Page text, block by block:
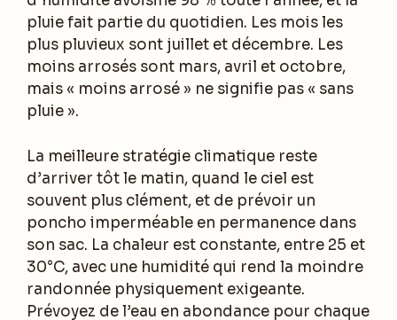
pluie fait partie du quotidien. Les mois les
plus pluvieux sont juillet et décembre. Les
moins arrosés sont mars, avril et octobre,
mais « moins arrosé » ne signifie pas « sans
pluie ».
La meilleure stratégie climatique reste
d’arriver tôt le matin, quand le ciel est
souvent plus clément, et de prévoir un
poncho imperméable en permanence dans
son sac. La chaleur est constante, entre 25 et
30°C, avec une humidité qui rend la moindre
randonnée physiquement exigeante.
Prévoyez de l’eau en abondance pour chaque